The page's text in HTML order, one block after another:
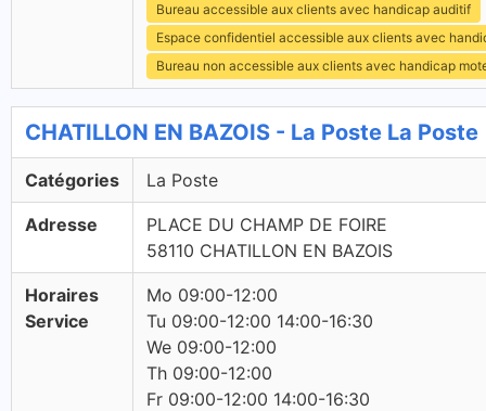
Bureau accessible aux clients avec handicap auditif
Espace confidentiel accessible aux clients avec
Bureau non accessible aux clients avec handicap
CHATILLON EN BAZOIS - La Poste La Poste
Catégories La Poste
Adresse
PLACE DU CHAMP DE FOIRE
58110 CHATILLON EN BAZOIS
Horaires
Service
Mo 09:00-12:00
Tu 09:00-12:00 14:00-16:30
We 09:00-12:00
Th 09:00-12:00
Fr 09:00-12:00 14:00-16:30